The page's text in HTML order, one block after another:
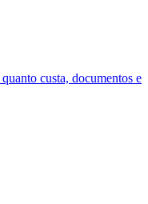
custa, documentos e